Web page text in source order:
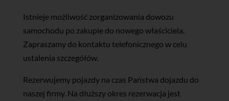
Istnieje możliwość zorganizowania dowozu
samochodu po zakupie do nowego właściciela.
Zapraszamy do kontaktu telefonicznego w celu
ustalenia szczegółów.
Rezerwujemy pojazdy na czas Państwa dojazdu do
naszej firmy. Na dłuższy okres rezerwacja jest